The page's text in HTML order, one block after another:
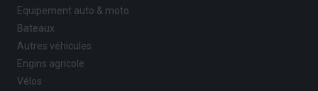
Equipement auto & moto
Bateaux
Autres véhicules
Engins agricole
Vélos